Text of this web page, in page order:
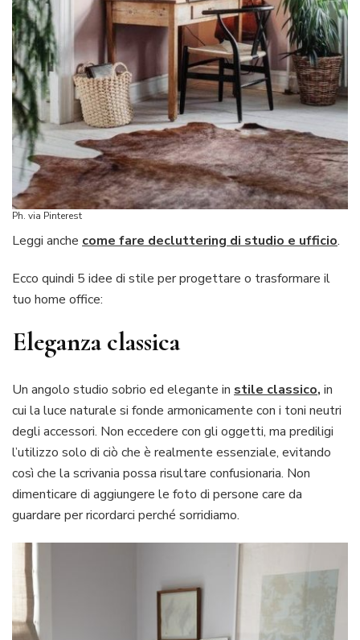
Ph. via Pinterest
Leggi anche come fare decluttering di studio e ufficio.
Ecco quindi 5 idee di stile per progettare o trasformare il
tuo home office:
Eleganza classica
Un angolo studio sobrio ed elegante in stile classico, in
cui la luce naturale si fonde armonicamente con i toni neutri
degli accessori. Non eccedere con gli oggetti, ma prediligi
l’utilizzo solo di ciò che è realmente essenziale, evitando
così che la scrivania possa risultare confusionaria. Non
dimenticare di aggiungere le foto di persone care da
guardare per ricordarci perché sorridiamo.